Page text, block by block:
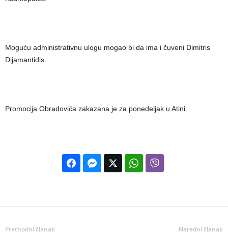
Moguću administrativnu ulogu mogao bi da ima i čuveni Dimitris
Dijamantidis.
Promocija Obradovića zakazana je za ponedeljak u Atini.
Prethodni članak Naredni članak